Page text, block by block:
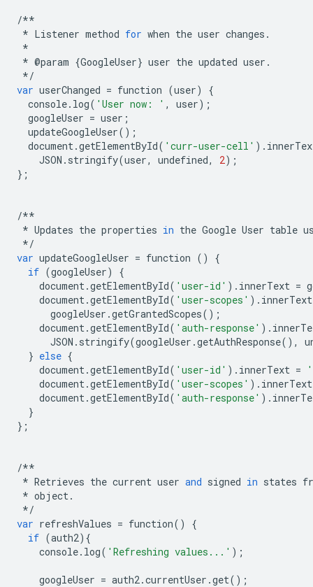
/**
* Listener method for when the user changes .
*
* @param {GoogleUser} user the updated user .
*/
var userChanged = function (user)
{
console. log( 'User now: ' , user);
googleUser = user ;
updateGoogleUser();
document.getElementById( 'curr-user-cell' ) .
JSON . stringify(user, undefined, 2);
};
/**
* Updates the properties in the Google User table
*/
var updateGoogleUser = function ()
{
if (googleUser)
{
document.getElementById( 'user-id' ) . innerText =
document.getElementById( 'user-scopes' ) . innerText
googleUser .getGrantedScopes();
document.getElementById( 'auth-response' ) .
JSON . stringify(googleUser .getAuthResponse(),
} else {
document.getElementById( 'user-id' ) . innerText =
document.getElementById( 'user-scopes' ) . innerText
document.getElementById( 'auth-response' ) .
}
};
/**
* Retrieves the current user and signed in states
* object.
*/
var refreshValues = function()
{
if (auth2){
console. log( 'Refreshing values...' );
googleUser = auth2.currentUser .get();